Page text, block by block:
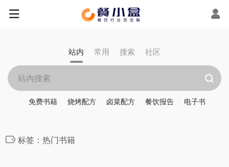
站内 常用 搜索 社区
免费书籍 烧烤配方 卤菜配方 餐饮报告 电子书
标签：热门书籍